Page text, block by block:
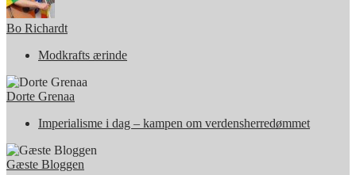
Bo Richardt
Modkrafts ærinde
Dorte Grenaa
Imperialisme i dag – kampen om verdensherredømmet
Gæste Bloggen